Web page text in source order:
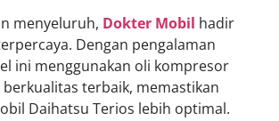
menyeluruh, Dokter Mobil hadir
Dengan pengalaman
ini menggunakan oli kompresor
terbaik, memastikan
Daihatsu Terios lebih optimal.